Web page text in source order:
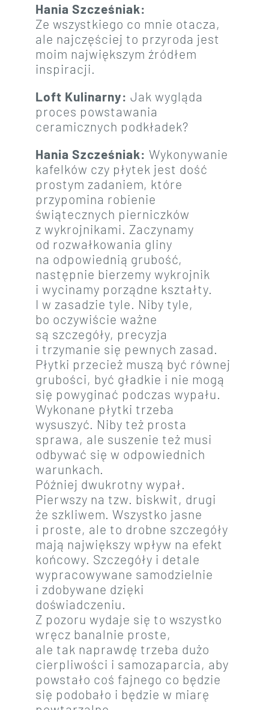
Hania Szcześniak:
Ze wszystkiego co mnie otacza,
ale najczęściej to przyroda jest
moim największym źródłem
inspiracji.
Loft Kulinarny: Jak wygląda
proces powstawania
ceramicznych podkładek?
Hania Szcześniak: Wykonywanie
kafelków czy płytek jest dość
prostym zadaniem, które
przypomina robienie
świątecznych pierniczków
z wykrojnikami. Zaczynamy
od rozwałkowania gliny
na odpowiednią grubość,
następnie bierzemy wykrojnik
i wycinamy porządne kształty.
I w zasadzie tyle. Niby tyle,
bo oczywiście ważne
są szczegóły, precyzja
i trzymanie się pewnych zasad.
Płytki przecież muszą być równej
grubości, być gładkie i nie mogą
się powyginać podczas wypału.
Wykonane płytki trzeba
wysuszyć. Niby też prosta
sprawa, ale suszenie też musi
odbywać się w odpowiednich
warunkach.
Później dwukrotny wypał.
Pierwszy na tzw. biskwit, drugi
że szkliwem. Wszystko jasne
i proste, ale to drobne szczegóły
mają największy wpływ na efekt
końcowy. Szczegóły i detale
wypracowywane samodzielnie
i zdobywane dzięki
doświadczeniu.
Z pozoru wydaje się to wszystko
wręcz banalnie proste,
ale tak naprawdę trzeba dużo
cierpliwości i samozaparcia, aby
powstało coś fajnego co będzie
się podobało i będzie w miarę